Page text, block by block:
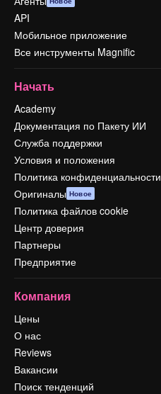
API
Мобильное приложение
Все инструменты Magnific
Начать
Academy
Документация по Пакету ИИ
Служба поддержки
Условия и положения
Политика конфиденциальности
Оригиналы Новое
Политика файлов cookie
Центр доверия
Партнеры
Предприятие
Компания
Цены
О нас
Reviews
Вакансии
Поиск тенденций